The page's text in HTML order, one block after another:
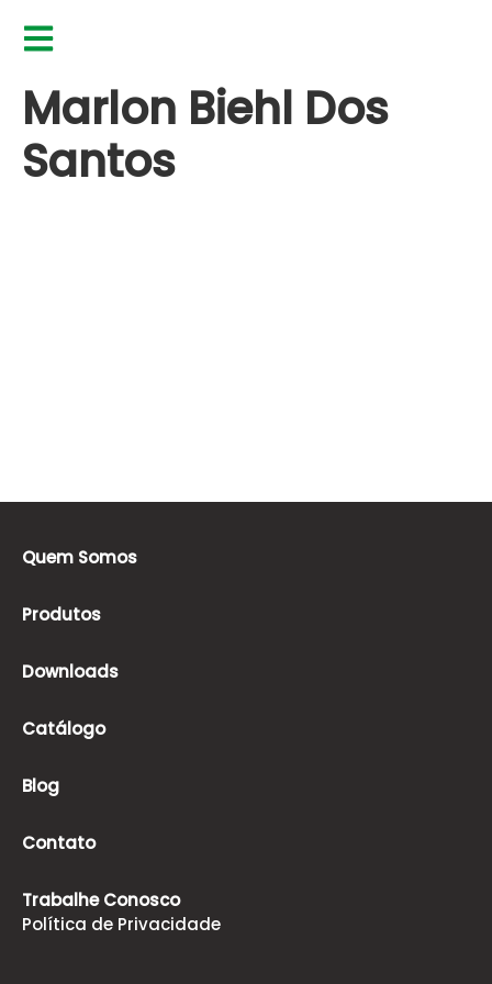
Marlon Biehl Dos
Santos
Quem Somos
Produtos
Downloads
Catálogo
Blog
Contato
Trabalhe Conosco
Política de Privacidade